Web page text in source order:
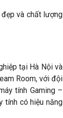
và chất lượng
tại Hà Nội và
Room, với đội
tính Gaming –
tính có hiệu năng